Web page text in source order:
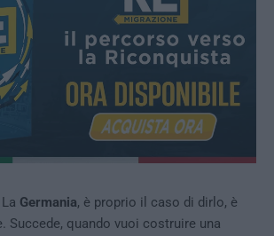
Germania, è proprio il caso di dirlo, è
Succede, quando vuoi costruire una